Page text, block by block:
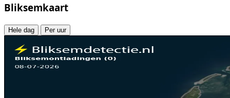
Bliksemkaart
Hele dag Per uur